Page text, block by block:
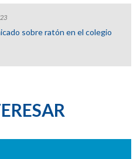
sobre ratón en el colegio